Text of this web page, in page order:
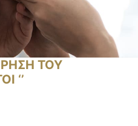
ΤΟΥ
‘’